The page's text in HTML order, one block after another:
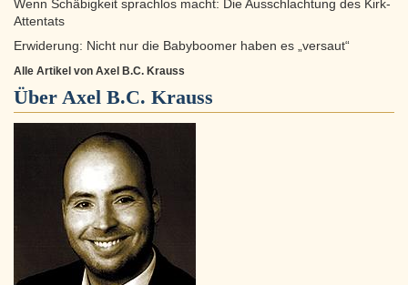
Wenn Schäbigkeit sprachlos macht: Die Ausschlachtung des Kirk-
Attentats
Erwiderung: Nicht nur die Babyboomer haben es „versaut“
Alle Artikel von Axel B.C. Krauss
Über Axel B.C. Krauss